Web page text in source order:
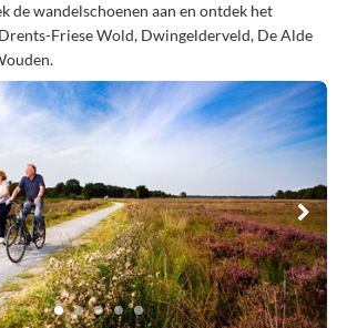
de wandelschoenen aan en ontdek het
Friese Wold, Dwingelderveld, De Alde